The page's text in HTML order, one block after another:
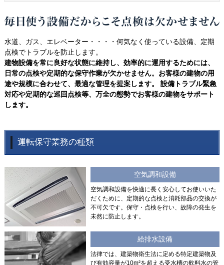
水道、ガス、エレベーター・・・・何気なく使っている設備、定期
点検でトラブルを防止します。
建物設備を常に良好な状態に維持し、効率的に運用するためには、
日常の点検や定期的な保守作業が欠かせません。お客様の建物の用
途や規模に合わせて、最適な管理を提案します。 設備トラブル緊急
対応や定期的な巡回点検等、万全の態勢でお客様の建物をサポート
します。
運転保守業務の種類
空気調和設備
空気調和設備を快適に長く安心してお使いいた
だくために、定期的な点検と消耗部品の交換が
不可欠です。保守・点検を行い、故障の発生を
未然に防止します。
給排水設備
法律では、建築物衛生法に定める特定建築物及
び有効容量が10m²を超える受水槽の飲料水の管